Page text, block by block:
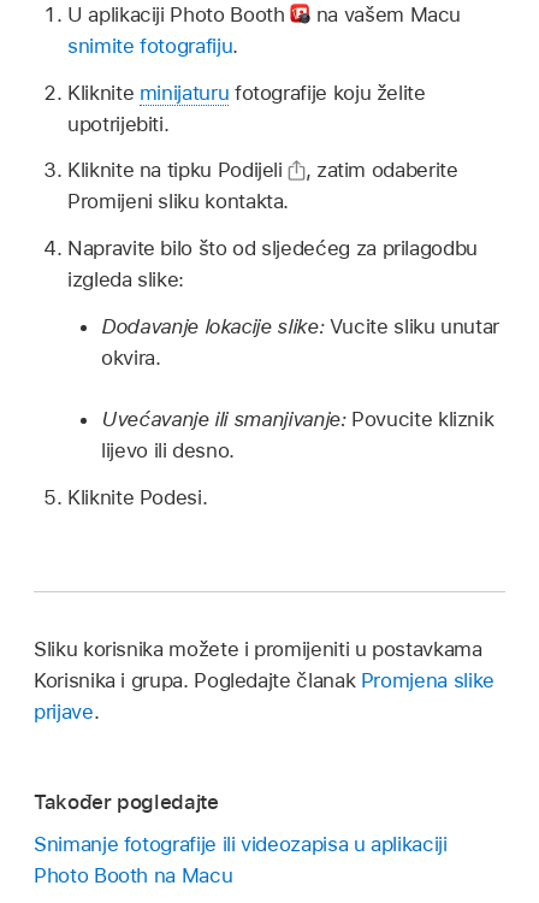
U aplikaciji Photo Booth
na vašem Macu
snimite fotografiju.
Kliknite minijaturu fotografije koju želite
upotrijebiti.
Kliknite na tipku Podijeli
, zatim odaberite
Promijeni sliku kontakta.
Napravite bilo što od sljedećeg za prilagodbu
izgleda slike:
Dodavanje lokacije slike:Vucite sliku unutar
okvira.
Uvećavanje ili smanjivanje:Povucite kliznik
lijevo ili desno.
Kliknite Podesi.
Sliku korisnika možete i promijeniti u postavkama
Korisnika i grupa. Pogledajte članak Promjena slike
prijave.
Također pogledajte
Snimanje fotografije ili videozapisa u aplikaciji
Photo Booth na Macu